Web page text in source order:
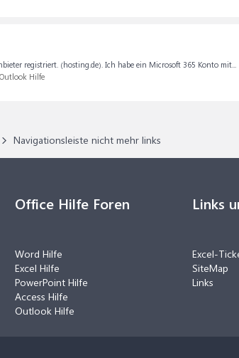
registriert. (hosting.de). Ich habe ein Microsoft 365 Konto mit...
Hilfe
Navigationsleiste nicht mehr links
Office Hilfe Foren
Word Hilfe
Excel Hilfe
PowerPoint Hilfe
Access Hilfe
Outlook Hilfe
Links
Excel-
SiteMap
Links